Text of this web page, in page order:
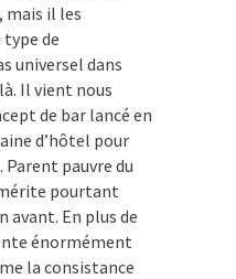
mais il les
de
universel dans
Il vient nous
de bar lancé en
d’hôtel pour
pauvre du
pourtant
avant. En plus de
énormément
la consistance